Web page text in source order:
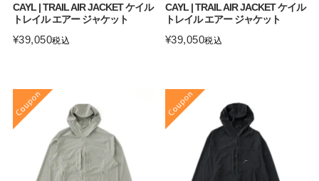
CAYL | TRAIL AIR JACKET ケイル
トレイル エアー ジャケット
¥39,050税込
CAYL | TRAIL AIR JACKET ケイル
トレイル エアー ジャケット
¥39,050税込